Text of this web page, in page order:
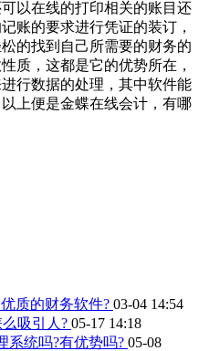
以在线的打印相关的账目还
账的要求进行凭证的装订，
的找到自己所需要的财务的
质，这都是它的优势所在，
行数据的处理，其中软件能
上便是金蝶在线会计，有哪
质的财务软件? 03-04 14:54
吸引人? 05-17 14:18
系统吗?有优势吗? 05-08